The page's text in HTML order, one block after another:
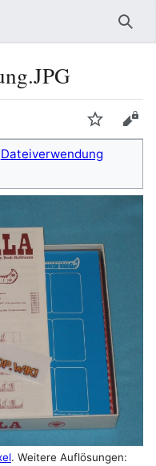
Dateiverwendung
. Weitere Auflösungen: